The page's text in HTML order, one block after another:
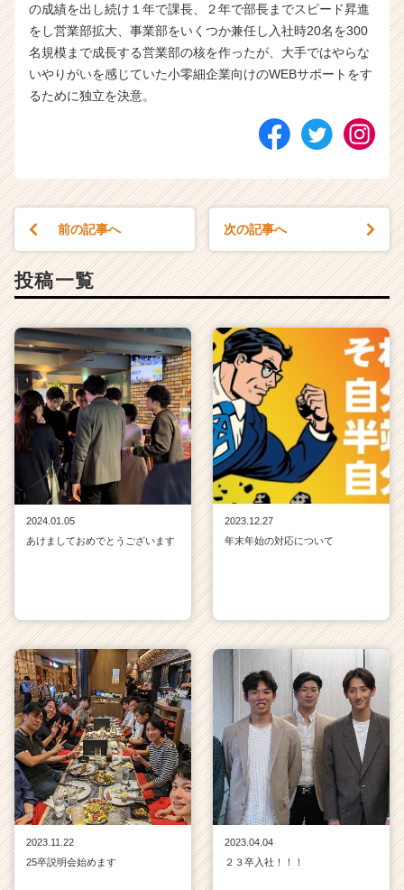
の成績を出し続け１年で課長、２年で部長までスピード昇進
をし営業部拡大、事業部をいくつか兼任し入社時20名を300
名規模まで成長する営業部の核を作ったが、大手ではやらな
いやりがいを感じていた小零細企業向けのWEBサポートをす
るために独立を決意。
前の記事へ 次の記事へ
投稿一覧
2024.01.05
あけましておめでとうございます
2023.12.27
年末年始の対応について
2023.11.22
25卒説明会始めます
2023.04.04
２３卒入社！！！